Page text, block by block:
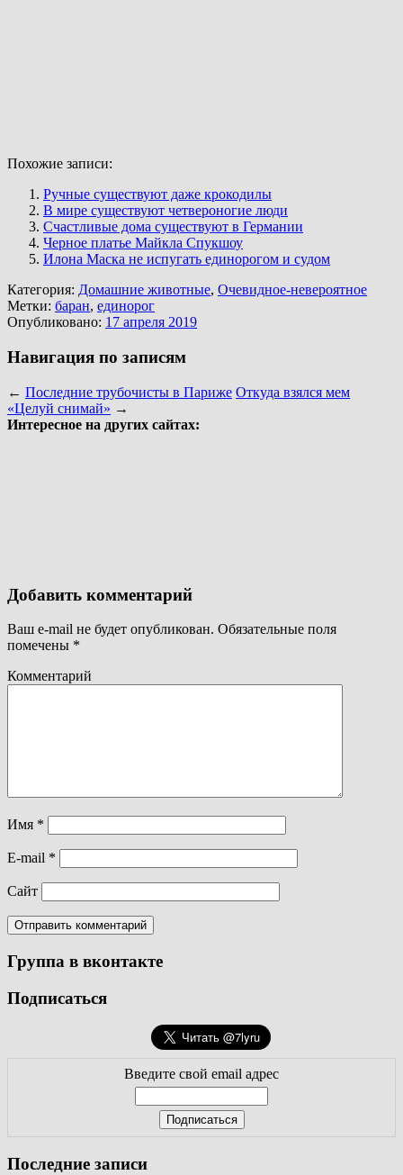
Похожие записи:
Ручные существуют даже крокодилы
В мире существуют четвероногие люди
Счастливые дома существуют в Германии
Черное платье Майкла Спукшоу
Илона Маска не испугать единорогом и судом
Категория: Домашние животные, Очевидное-невероятное
Метки: баран, единорог
Опубликовано: 17 апреля 2019
Навигация по записям
← Последние трубочисты в Париже Откуда взялся мем
«Целуй снимай» →
Интересное на других сайтах:
Добавить комментарий
Ваш e-mail не будет опубликован. Обязательные поля
помечены *
Комментарий
Имя *
E-mail *
Сайт
Группа в вконтакте
Подписаться
Введите свой email адрес
Последние записи